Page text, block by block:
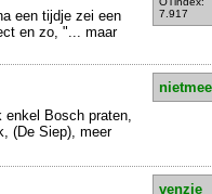
7.917
een tijdje zei een
en zo, "... maar
Bosch praten,
(De Siep), meer
venzje